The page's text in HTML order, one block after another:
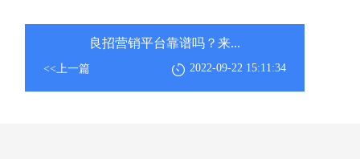
良招营销平台靠谱吗？来...
<<上一篇 2022-09-22 15:11:34